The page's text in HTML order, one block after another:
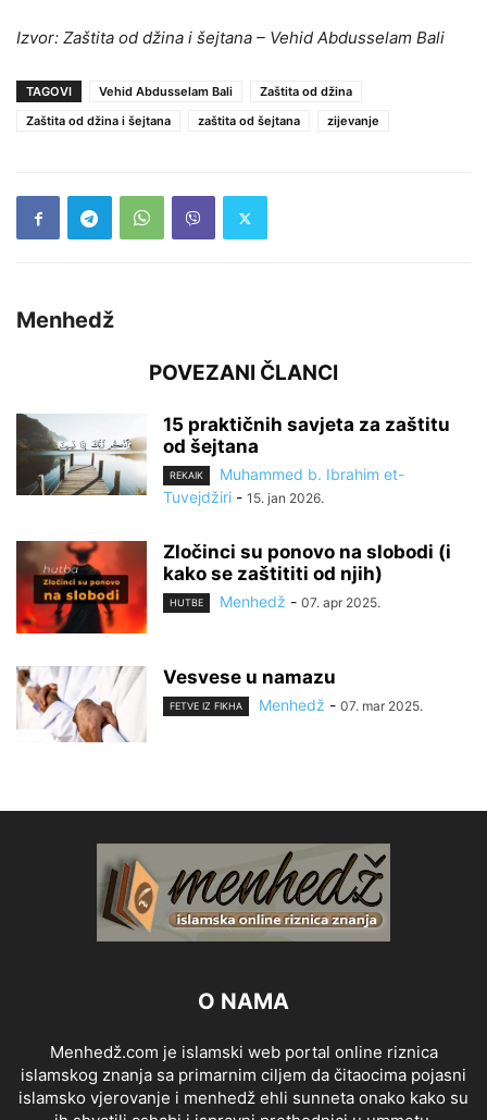
Izvor: Zaštita od džina i šejtana – Vehid Abdusselam Bali
TAGOVI Vehid Abdusselam Bali
Zaštita od džina
Zaštita od džina i šejtana
zaštita od šejtana zijevanje
Menhedž
POVEZANI ČLANCI
15 praktičnih savjeta za zaštitu
od šejtana
REKAIK
Muhammed b. Ibrahim et-
Tuvejdžiri - 15. jan 2026.
Zločinci su ponovo na slobodi (i
kako se zaštititi od njih)
HUTBE Menhedž - 07. apr 2025.
Vesvese u namazu
FETVE IZ FIKHA Menhedž - 07. mar 2025.
O NAMA
Menhedž.com je islamski web portal online riznica
islamskog znanja sa primarnim ciljem da čitaocima pojasni
islamsko vjerovanje i menhedž ehli sunneta onako kako su